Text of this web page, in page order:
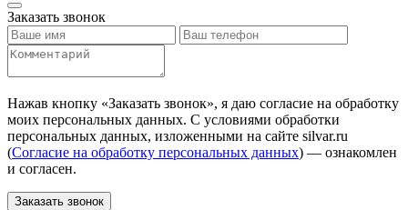
Заказать звонок
Нажав кнопку «Заказать звонок», я даю согласие на обработку
моих персональных данных. С условиями обработки
персональных данных, изложенными на сайте silvar.ru
(Согласие на обработку персональных данных) — ознакомлен
и согласен.
Заказать звонок